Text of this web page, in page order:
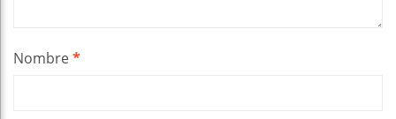
Nombre*